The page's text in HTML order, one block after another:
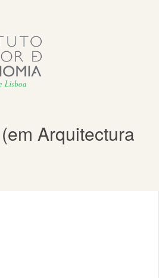
Arquitectura